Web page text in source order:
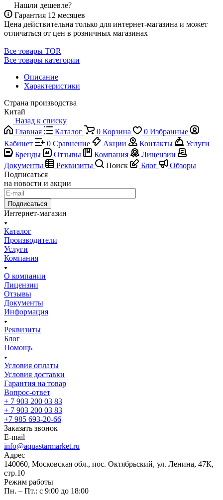
Нашли дешевле?
Гарантия 12 месяцев
Цена действительна только для интернет-магазина и может
отличаться от цен в розничных магазинах
Все товары TOR
Все товары категории
Описание
Характеристики
Страна производства
Китай
Назад к списку
Главная
Каталог 0 Корзина 0 Избранные
Кабинет
0 Сравнение Акции Контакты
Услуги
Бренды
Отзывы Компания
Лицензии
Документы
Реквизиты Поиск Блог
Обзоры
Подписаться
на новости и акции
Подписаться
Интернет-магазин
Каталог
Производители
Услуги
Компания
О компании
Лицензии
Отзывы
Документы
Информация
Реквизиты
Блог
Помощь
Условия оплаты
Условия доставки
Гарантия на товар
Вопрос-ответ
+ 7 903 200 03 83
+ 7 903 200 03 83
+7 985 693-20-66
Заказать звонок
E-mail
info@aquastarmarket.ru
Адрес
140060, Московская обл., пос. Октябрьский, ул. Ленина, 47К,
стр.10
Режим работы
Пн. – Пт.: с 9:00 до 18:00